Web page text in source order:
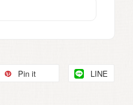
Pin it LINE